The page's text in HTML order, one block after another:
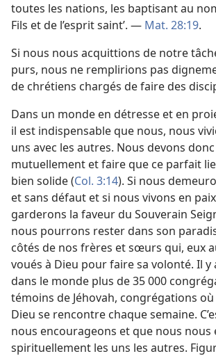
toutes les nations, les baptisant au
Fils et de l’esprit saint’. — Mat. 28:19.
Si nous nous acquittions de notre
purs, nous ne remplirions pas
de chrétiens chargés de faire des
Dans un monde en détresse et en
il est indispensable que nous, nous
uns avec les autres. Nous devons
mutuellement et faire que ce parfait
bien solide (Col. 3:14). Si nous
et sans défaut et si nous vivons en
garderons la faveur du Souverain
nous pourrons rester dans son
côtés de nos frères et sœurs qui, eux
voués à Dieu pour faire sa volonté. Il
dans le monde plus de 35 000
témoins de Jéhovah, congrégations
Dieu se rencontre chaque semaine.
nous encourageons et que nous nous
spirituellement les uns les autres.